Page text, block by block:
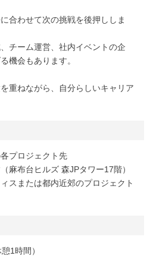
合わせて次の挑戦を後押ししま
チーム運営、社内イベントの企
機会もあります。
重ねながら、自分らしいキャリア
プロジェクト先
麻布台ヒルズ 森JPタワー17階）
スまたは都内近郊のプロジェクト
1時間）